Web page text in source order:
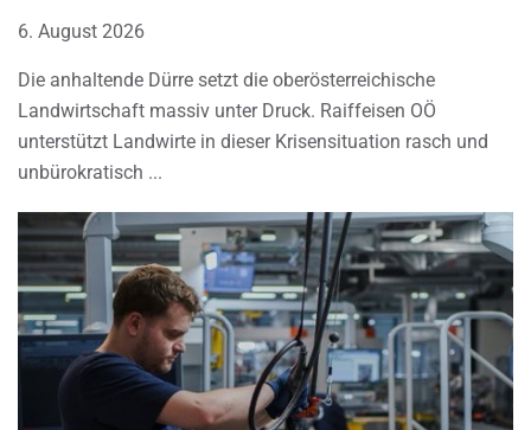
6. August 2026
Die anhaltende Dürre setzt die oberösterreichische
Landwirtschaft massiv unter Druck. Raiffeisen OÖ
unterstützt Landwirte in dieser Krisensituation rasch und
unbürokratisch